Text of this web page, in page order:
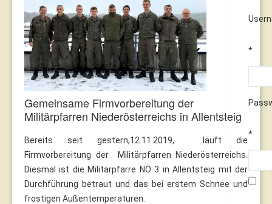
*
*
Gemeinsame Firmvorbereitung der
Militärpfarren Niederösterreichs in Allentsteig
Bereits seit gestern,12.11.2019, läuft die
Firmvorbereitung der Militärpfarren Niederösterreichs.
Diesmal ist die Militärpfarre NÖ 3 in Allentsteig mit der
Durchführung betraut und das bei erstem Schnee und
frostigen Außentemperaturen.